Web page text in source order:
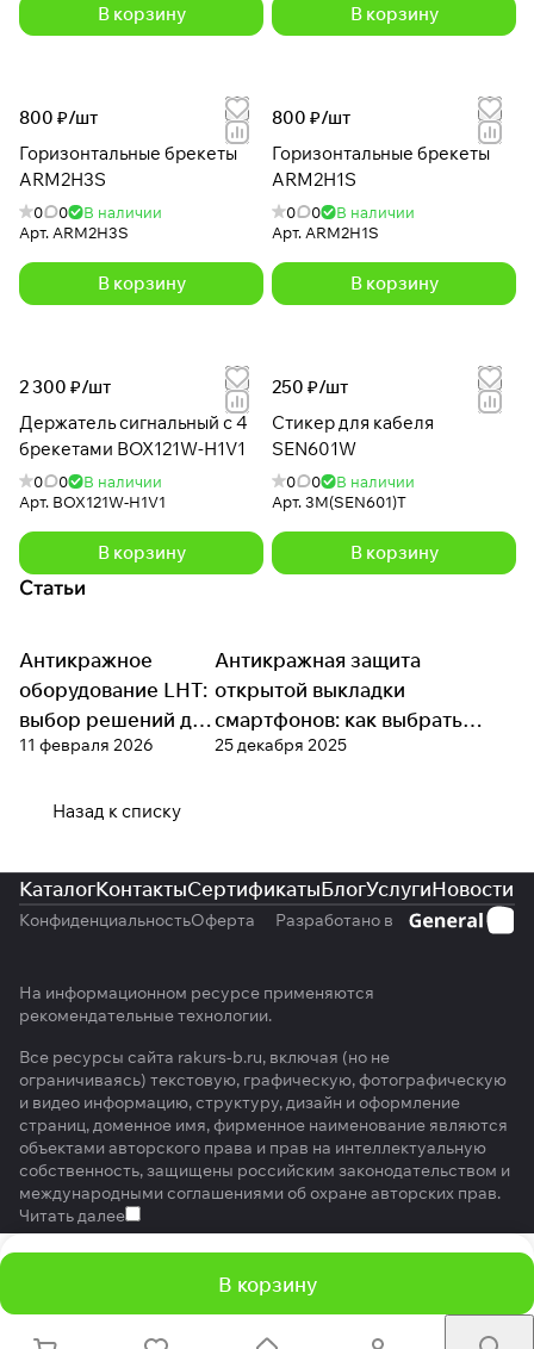
В корзину В корзину
800 ₽/шт
Горизонтальные брекеты
ARM2H3S
0 0
В наличии
Арт. ARM2H3S
В корзину
800 ₽/шт
Горизонтальные брекеты
ARM2H1S
0 0
В наличии
Арт. ARM2H1S
В корзину
2 300 ₽/шт
Держатель сигнальный с 4
брекетами BOX121W-H1V1
0 0
В наличии
Арт. BOX121W-H1V1
В корзину
250 ₽/шт
Стикер для кабеля
SEN601W
0 0
В наличии
Арт.3M(SEN601)T
В корзину
Статьи
Антикражное
оборудование
Антикражное
оборудование LHT:
выбор решений для
витринной защиты
11 февраля 2026
Антикражное оборудование
Антикражная защита
открытой выкладки
смартфонов: как выбрать
стенды и контроллеры под
25 декабря 2025
Назад к списку
В корзину
КаталогКонтактыСертификатыБлогУслугиНовости
КонфиденциальностьОферта Разработано в
На информационном ресурсе применяются
рекомендательные технологии.
Все ресурсы сайта rakurs-b.ru, включая (но не
ограничиваясь) текстовую, графическую, фотографическую
и видео информацию, структуру, дизайн и оформление
страниц, доменное имя, фирменное наименование являются
объектами авторского права и прав на интеллектуальную
собственность, защищены российским законодательством и
международными соглашениями об охране авторских прав.
Читать далее